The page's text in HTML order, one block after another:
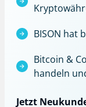
BISON hat
Bitcoin &
handeln
Jetzt